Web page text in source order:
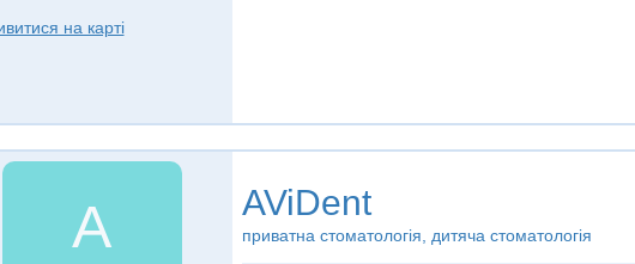
на карті
A AViDent
приватна стоматологія, дитяча стоматологія